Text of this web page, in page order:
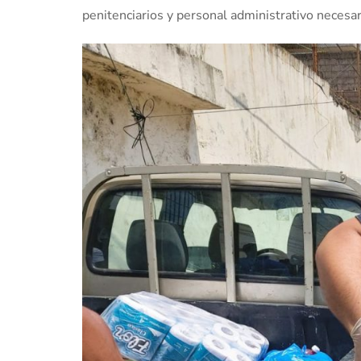
penitenciarios y personal administrativo